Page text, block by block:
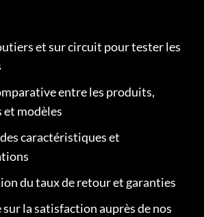
et sur circuit pour tester les
entre les produits,
et modèles
caractéristiques et
du taux de retour et garanties
sur la satisfaction auprès de nos